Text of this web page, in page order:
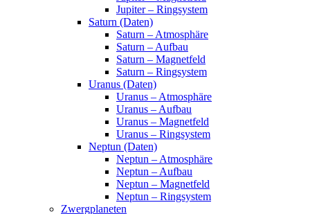
Jupiter – Ringsystem
Saturn (Daten)
Saturn – Atmosphäre
Saturn – Aufbau
Saturn – Magnetfeld
Saturn – Ringsystem
Uranus (Daten)
Uranus – Atmosphäre
Uranus – Aufbau
Uranus – Magnetfeld
Uranus – Ringsystem
Neptun (Daten)
Neptun – Atmosphäre
Neptun – Aufbau
Neptun – Magnetfeld
Neptun – Ringsystem
Zwergplaneten